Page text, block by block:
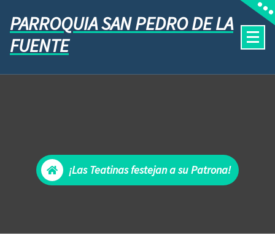
PARROQUIA SAN PEDRO DE LA
FUENTE
¡Las Teatinas festejan a su Patrona!